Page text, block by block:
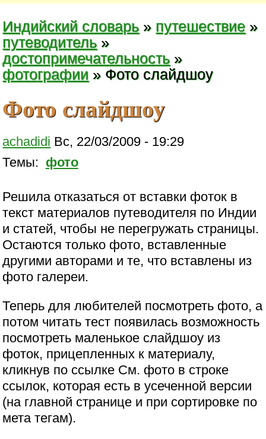
Индийский словарь » путешествие »
путеводитель »
достопримечательность »
фотографии » Фото слайдшоу
Фото слайдшоу
achadidi Вс, 22/03/2009 - 19:29
Темы: фото
Решила отказаться от вставки фоток в
текст материалов путеводителя по Индии
и статей, чтобы не перегружать страницы.
Остаются только фото, вставленные
другими авторами и те, что вставлены из
фото галереи.
Теперь для любителей посмотреть фото, а
потом читать тест появилась возможность
посмотреть маленькое слайдшоу из
фоток, прицепленных к материалу,
кликнув по ссылке См. фото в строке
ссылок, которая есть в усеченной версии
(на главной странице и при сортировке по
мета тегам).